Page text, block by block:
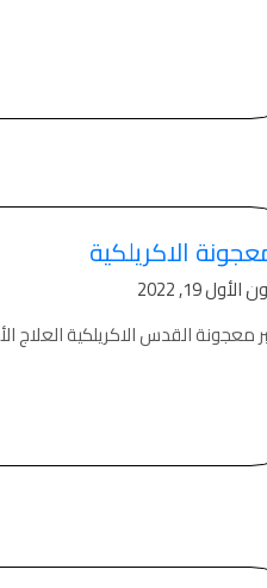
دهان جدران ,
في الاردنالاكريلكية
19, 2022
معجونة القدس الاكريلكية